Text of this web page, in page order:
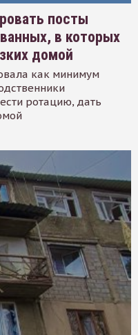
посты
в которых
домой
как минимум
ротацию, дать